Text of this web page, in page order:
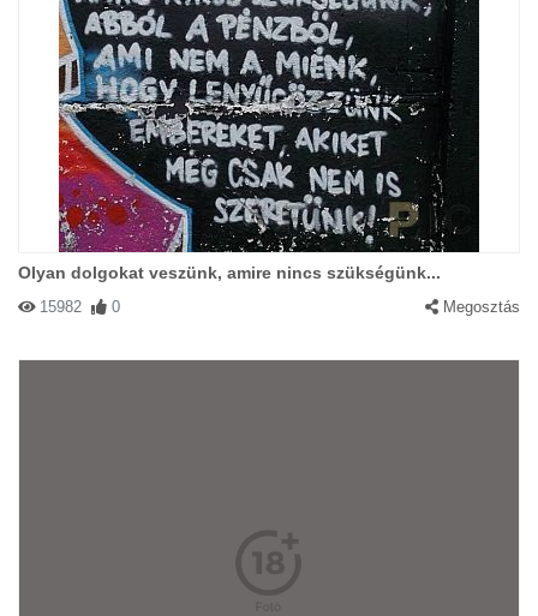
Olyan dolgokat veszünk, amire nincs szükségünk...
15982 0 Megosztás